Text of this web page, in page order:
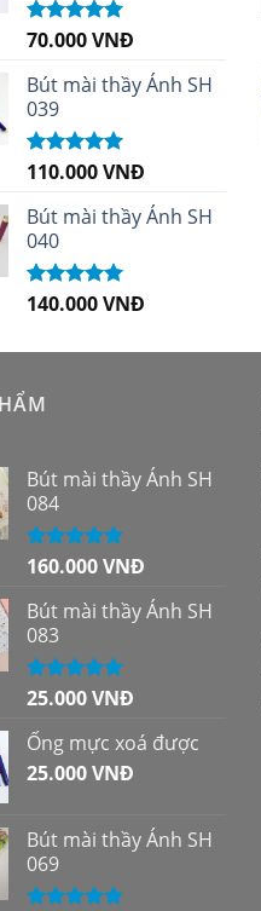
Được xếp
sao
70.000VNĐ
Bút mài thầy Ánh SH
039
Được xếp
sao
110.000VNĐ
Bút mài thầy Ánh SH
040
Được xếp
140.000VNĐ
Bút mài thầy Ánh SH
084
Được xếp
sao
160.000VNĐ
Bút mài thầy Ánh SH
083
Được xếp
sao
25.000VNĐ
Ống mực xoá được
25.000VNĐ
Bút mài thầy Ánh SH
069